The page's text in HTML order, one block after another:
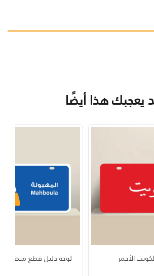
يعجبك هذا أيضًا
الأحمر
لوحة دليل قطع منطقة